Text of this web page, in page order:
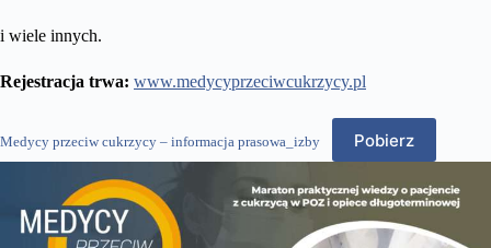
i wiele innych.
Rejestracja trwa: www.medycyprzeciwcukrzycy.pl
Medycy przeciw cukrzycy – informacja prasowa_izby Pobierz